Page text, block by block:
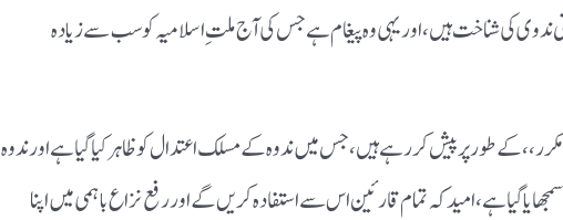
ندوی کی شناخت ہیں، اور یہی وہ پیغام ہے جس کی آج ملتِ اسلامیہ کو سب سے زیادہ
کے طور پر پیش کر رہے ہیں، جس میں ندوہ کے مسلک اعتدال کو ظاہر کیا گیا ہے اور ندوہ
گیا ہے،امید کہ تمام قارئین اس سے استفادہ کریں گے اور رفع نزاع باہمی میں اپنا